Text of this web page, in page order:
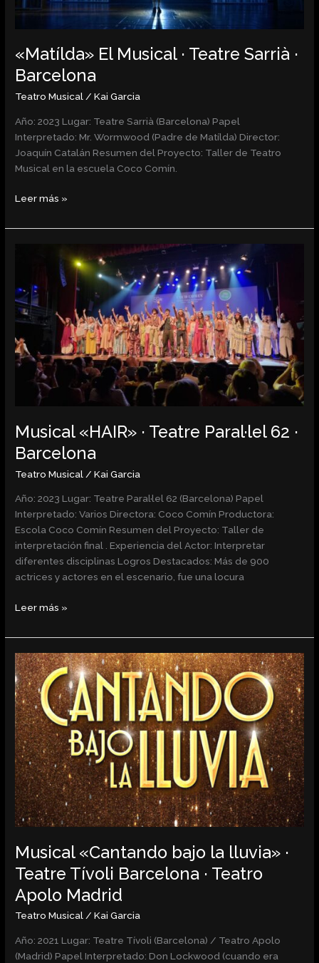
«Matílda» El Musical · Teatre Sarrià ·
Barcelona
Teatro Musical /Kai Garcia
Año: 2023 Lugar: Teatre Sarrià (Barcelona) Papel
Interpretado: Mr. Wormwood (Padre de Matílda) Director:
Joaquín Catalán Resumen del Proyecto: Taller de Teatro
Musical en la escuela Coco Comín.
Leer más »
Musical «HAIR» · Teatre Paral·lel 62 ·
Barcelona
Teatro Musical /Kai Garcia
Año: 2023 Lugar: Teatre Paral·lel 62 (Barcelona) Papel
Interpretado: Varios Directora: Coco Comín Productora:
Escola Coco Comín Resumen del Proyecto: Taller de
interpretación final . Experiencia del Actor: Interpretar
diferentes disciplinas Logros Destacados: Más de 900
actrices y actores en el escenario, fue una locura
Teatre
Paral·lel
·
Barcelona
Leer más »
Musical «Cantando bajo la lluvia» ·
Teatre Tívoli Barcelona · Teatro
Apolo Madrid
Teatro Musical/Kai Garcia
Año: 2021 Lugar: Teatre Tívoli (Barcelona) / Teatro Apolo
(Madrid) Papel Interpretado: Don Lockwood (cuando era
Musical
«Cantando
bajo
la
lluvia»
·
Teatre
Tívoli
Barcelona
·
Teatro
Madrid